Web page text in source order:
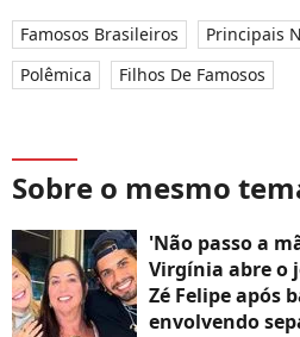
Famosos Brasileiros Principais
Polêmica
Filhos De Famosos
Sobre o mesmo
'Não passo a
Virgínia abre o
Zé Felipe após
envolvendo